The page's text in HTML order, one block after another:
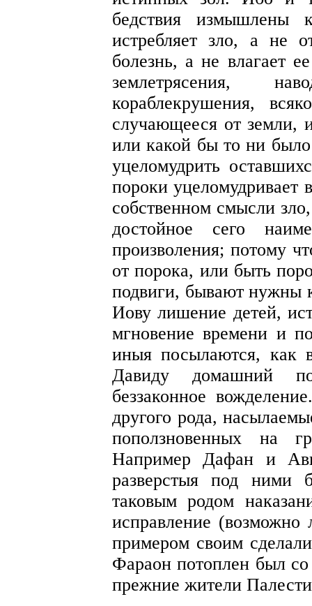
бедствия измышлены
истребляет зло, а не
болезнь, а не влагает
землетрясения,
кораблекрушения,
случающееся от земли,
или какой бы то ни
уцеломудрить
пороки уцеломудривает
собственном смысли
достойное сего
произволения; потому
от порока, или быть
подвиги, бывают нужны
Иову лишение детей,
мгновение времени и
иныя посылаются, как
Давиду домашний
беззаконное
другого рода,
поползновенных на
Например Дафан и
разверстыя под ними
таковым родом
исправление
примером своим
Фараон потоплен был
прежние жители